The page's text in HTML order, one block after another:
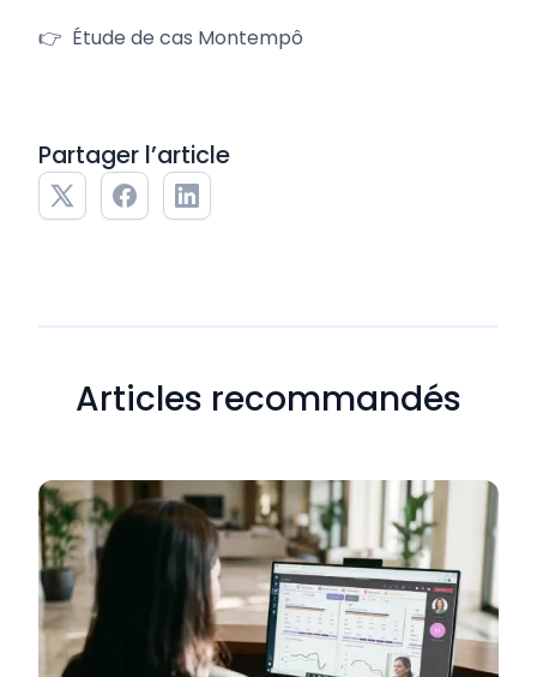
Partager l’article
👉 Étude de cas Montempô
Articles recommandés